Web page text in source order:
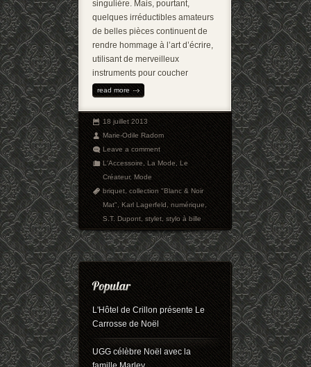
singulière. Mais, pourtant,
quelques irréductibles amateurs
de belles pièces continuent de
rendre hommage à l’art d’écrire,
utilisant de merveilleux
instruments pour coucher
read more
18 juillet 2013
Marie-Odile Radom
Leave a comment
L'Accessoire,La Mode,Le
Créateur,Mode
briquet,collection "Blanc & Noir
Mat",Karl Lagerfeld,numérique,
S.T. Dupont,stylet,stylo à bille
L'Hôtel de Crillon présente Le
Carrosse de Noël
UGG célèbre Noël avec la